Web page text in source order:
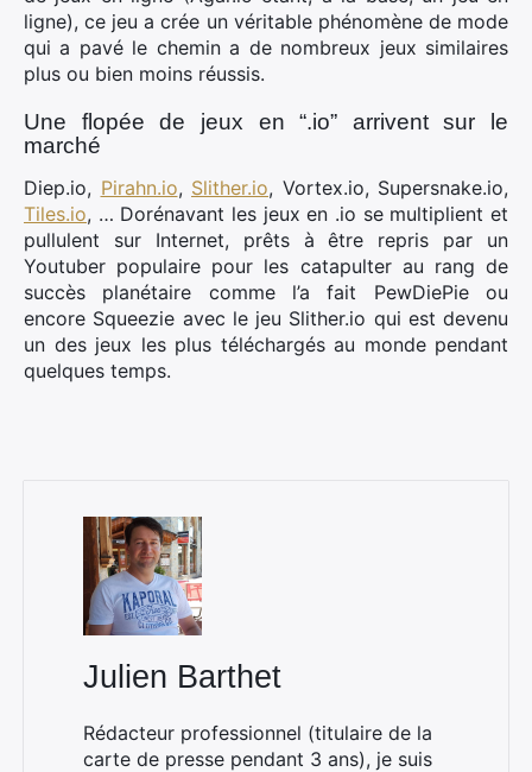
ligne), ce jeu a crée un véritable phénomène de mode
qui a pavé le chemin a de nombreux jeux similaires
plus ou bien moins réussis.
Une flopée de jeux en “.io” arrivent sur le
marché
Diep.io, Pirahn.io, Slither.io, Vortex.io, Supersnake.io,
Tiles.io, … Dorénavant les jeux en .io se multiplient et
pullulent sur Internet, prêts à être repris par un
Youtuber populaire pour les catapulter au rang de
succès planétaire comme l’a fait PewDiePie ou
encore Squeezie avec le jeu Slither.io qui est devenu
un des jeux les plus téléchargés au monde pendant
quelques temps.
Julien Barthet
Rédacteur professionnel (titulaire de la
carte de presse pendant 3 ans), je suis
Rechercher